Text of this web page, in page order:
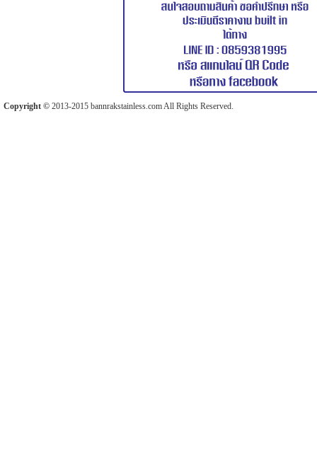
Copyright © 2013-2015 bannrakstainless.com All Rights Reserved.